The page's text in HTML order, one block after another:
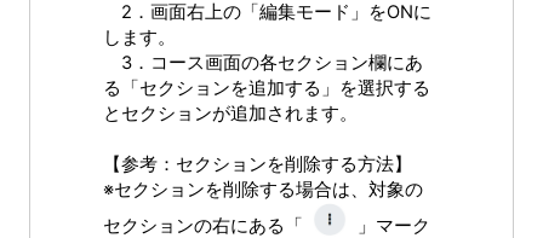
2．画面右上の「編集モード」をONに
します。
3．コース画面の各セクション欄にあ
る「セクションを追加する」を選択する
とセクションが追加されます。
【参考：セクションを削除する方法】
※セクションを削除する場合は、対象の
セクションの右にある「
」マーク